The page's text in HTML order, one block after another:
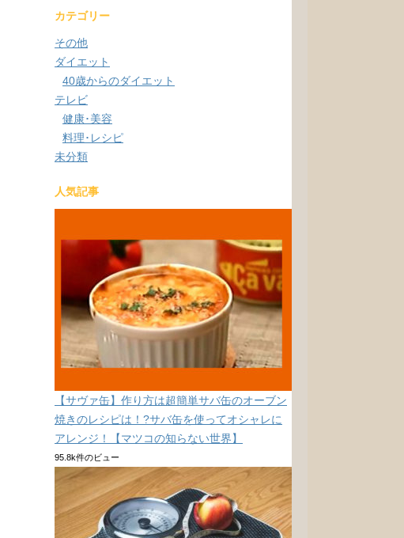
カテゴリー
その他
ダイエット
40歳からのダイエット
テレビ
健康･美容
料理･レシピ
未分類
人気記事
【サヴァ缶】作り方は超簡単サバ缶のオーブン
焼きのレシピは！?サバ缶を使ってオシャレに
アレンジ！【マツコの知らない世界】
95.8k件のビュー